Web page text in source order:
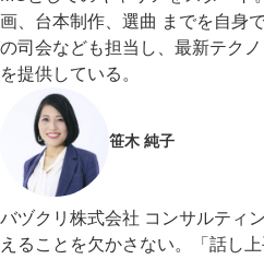
画、台本制作、選曲 までを自身
の司会なども担当し、最新テク
を提供している。
笹木 純子
バヅクリ株式会社 コンサルティ
えることを欠かさない。「話し